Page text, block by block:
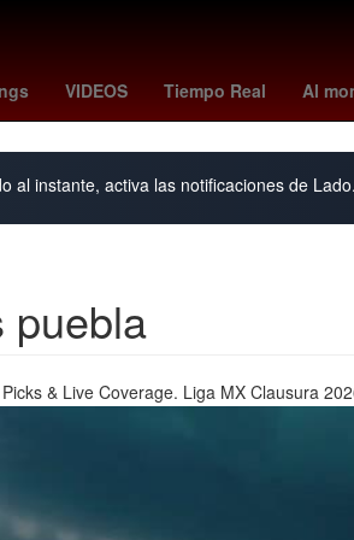
VIDEOS Tiempo Real Al
estudiantes vs independiente Houston
al instante, activa las notificaciones de
puebla
& Live Coverage. Liga MX Clausura